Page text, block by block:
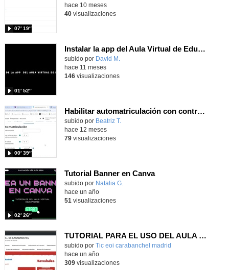
07′ 19″
hace 10 meses
40visualizaciones
Instalar la app del Aula Virtual de Educamadrid
subido por David M.
01′ 52″
hace 11 meses
146visualizaciones
Habilitar automatriculación con contraseña en Aula Virtual Educamadrid
subido por Beatriz T.
00′ 39″
hace 12 meses
79visualizaciones
Tutorial Banner en Canva
subido por Natalia G.
02′ 26″
hace un año
51 visualizaciones
TUTORIAL PARA EL USO DEL AULA VIRTUAL y CÓMO CAMBIAR TU CONTRASEÑA
Contenido educativo.
subido por Tic eoi carabanchel madrid
hace un año
309visualizaciones